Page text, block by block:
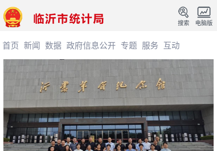
电脑版
搜索
首页 新闻 数据 政府信息公开 专题 服务 互动